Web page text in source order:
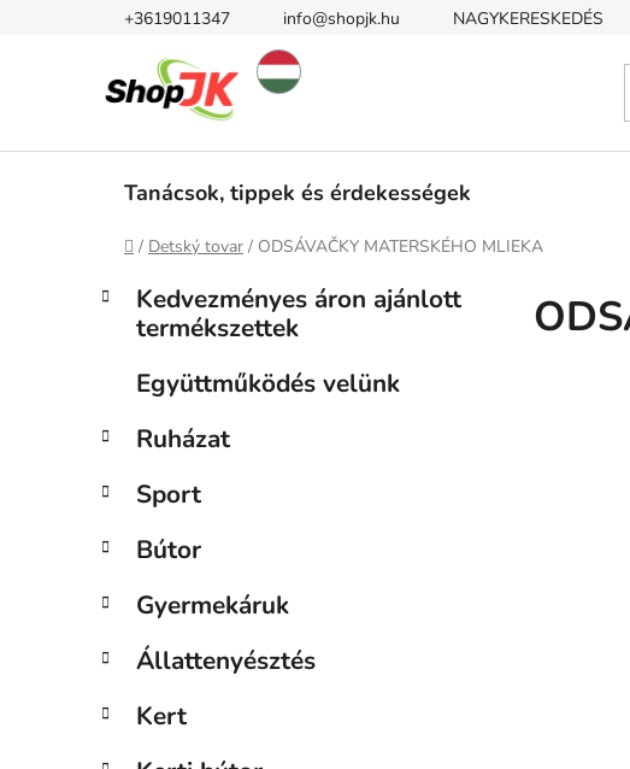
+3619011347 info@shopjk.hu NAGYKERESKEDÉS
Tanácsok, tippek és érdekességek
Kezdőlap
/ Detský tovar / ODSÁVAČKY MATERSKÉHO MLIEKA
O
s
p
a
e
Kategóriák
átugrása
K
a
r
á
Kedvezményes áron ajánlott
termékszettek
Együttműködés velünk
Ruházat
Sport
Bútor
Gyermekáruk
Állattenyésztés
Kert